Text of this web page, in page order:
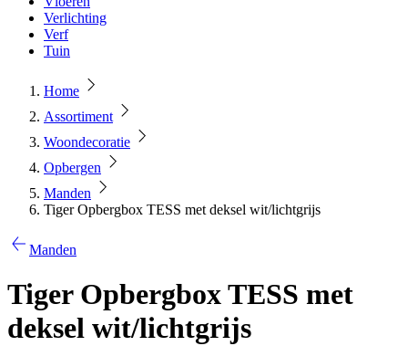
Verlichting
Verf
Tuin
Home
Assortiment
Woondecoratie
Opbergen
Manden
Tiger Opbergbox TESS met deksel wit/lichtgrijs
Manden
Tiger Opbergbox TESS met
deksel wit/lichtgrijs